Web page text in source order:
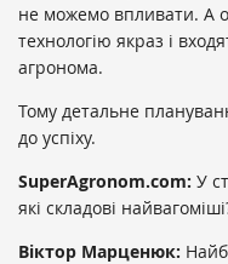
не можемо впливати. А
технологію якраз і
агронома.
Тому детальне
до успіху.
SuperAgronom.com: У
які складові
Віктор Марценюк: